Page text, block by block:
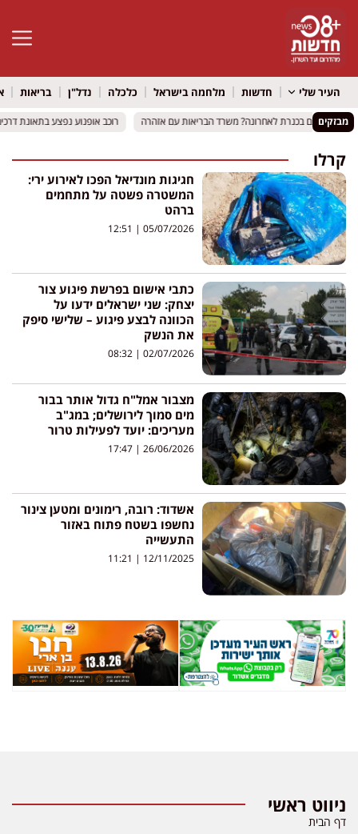
פתח
העיר שלי חדשות מלחמה בישראל כלכלה נדל"ן בריאות
מבזקים
רחצתם בכנרת לאחרונה? משרד הבריאות עם אזהרה רוכב אופנוע נפצע בתאונת רחצתם בכנרת לאחרונה? משרד הבריאות עם אזהרה רוכב אופנוע נפצע בתאונת
קרלו
חגיגות מונדיאל הפכו לאירוע ירי:
המשטרה פשטה על מתחמים
ברהט
05/07/2026
כתבי אישום בפרשת פיגוע צור
יצחק: שני ישראלים ידעו על
הכוונה לבצע פיגוע – שלישי סיפק
את הנשק
02/07/2026
מצבור אמל"ח גדול אותר בבור
מים סמוך לירושלים; במג"ב
מעריכים: יועד לפעילות טרור
26/06/2026
אשדוד: רובה, רימונים ומטען צינור
נחשפו בשטח פתוח באזור
התעשייה
12/11/2025
ניווט ראשי
דף הבית